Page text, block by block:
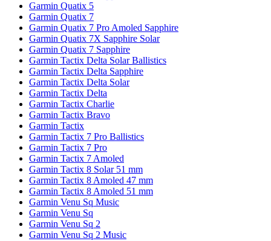
Garmin Quatix 5
Garmin Quatix 7
Garmin Quatix 7 Pro Amoled Sapphire
Garmin Quatix 7X Sapphire Solar
Garmin Quatix 7 Sapphire
Garmin Tactix Delta Solar Ballistics
Garmin Tactix Delta Sapphire
Garmin Tactix Delta Solar
Garmin Tactix Delta
Garmin Tactix Charlie
Garmin Tactix Bravo
Garmin Tactix
Garmin Tactix 7 Pro Ballistics
Garmin Tactix 7 Pro
Garmin Tactix 7 Amoled
Garmin Tactix 8 Solar 51 mm
Garmin Tactix 8 Amoled 47 mm
Garmin Tactix 8 Amoled 51 mm
Garmin Venu Sq Music
Garmin Venu Sq
Garmin Venu Sq 2
Garmin Venu Sq 2 Music